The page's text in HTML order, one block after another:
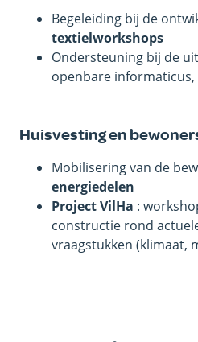
Begeleiding bij de
textielworkshops
Ondersteuning bij de
openbare informaticus,
Huisvesting en
Mobilisering van de
energiedelen
Project VilHa :
constructie rond
vraagstukken (klimaat,